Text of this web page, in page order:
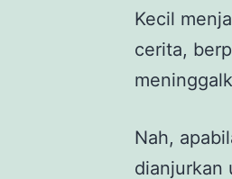
Kecil
cerita,
Nah,
dianjurkan